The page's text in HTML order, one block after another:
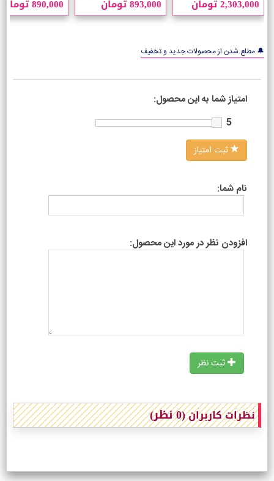
2,303,000 تومان 893,000 تومان 890,000 تومان
🔔 مطلع شدن از محصولات جدید و تخفیف
امتیاز شما به این محصول:
5
ثبت امتیاز
نام شما:
افزودن نظر در مورد این محصول:
ثبت نظر
نظرات کاربران(0 نظر)